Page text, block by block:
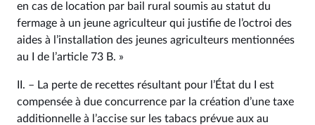
en cas de location par bail rural soumis au statut du
fermage à un jeune agriculteur qui justifie de l’octroi des
aides à l’installation des jeunes agriculteurs mentionnées
au I de l’article 73 B. »
II. – La perte de recettes résultant pour l’État du I est
compensée à due concurrence par la création d’une taxe
additionnelle à l’accise sur les tabacs prévue aux au